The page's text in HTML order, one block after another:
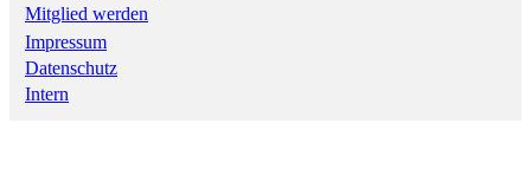
Mitglied werden
Impressum
Datenschutz
Intern